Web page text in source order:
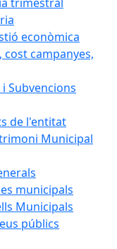
econòmica
campanyes,
Subvencions
de l'entitat
Municipal
municipals
Municipals
públics